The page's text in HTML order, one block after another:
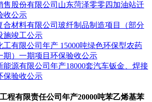
售股份有限公司山东菏泽零零四加油站迁
收公示
合材料有限公司玻纤制品制造项目（部分
施竣工公示
工有限公司年产 15000吨绿色环保型农药
期）一期项目环保验收公示
能源有限公司年产18000套汽车钣金、焊接
保验收公示
程有限责任公司年产20000吨苯乙烯基苯